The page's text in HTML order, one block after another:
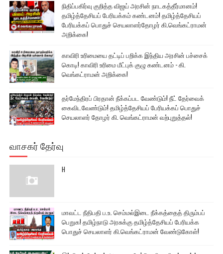
நிதிப்பகிர்வு குறித்த விஜய் அரசின் நாடகத்தீர்மானம்!
தமிழ்த்தேசியப் பேரியக்கம் கண்டனம்! தமிழ்த்தேசியப்
பேரியக்கப் பொதுச் செயலாளர்தோழர் கி.வெங்கட்ராமன்
அறிக்கை!
காவிரி உரிமையை தட்டிப் பறிக்க இந்திய அரசின் பச்சைக்
கொடி! காவிரி உரிமை மீட்புக் குழு கண்டனம் - கி.
வெங்கட்ராமன் அறிக்கை!
தர்மேந்திரப் பிரதான் நீக்கப்பட வேண்டும்! நீட் தேர்வைக்
கைவிடவேண்டும்! தமிழ்த்தேசியப் பேரியக்கப் பொதுச்
செயலாளர் தோழர் கி. வெங்கட்ராமன் வற்புறுத்தல்!
வாசகர் தேர்வு
H
மாவட்ட நீதிபதி ப.உ. செம்மல்இடை நீக்கத்தைத் திரும்பப்
பெறுக! தமிழ்நாடு அரசுக்கு தமிழ்த்தேசியப் பேரியக்க
பொதுச் செயலாளர் கி.வெங்கட்ராமன் வேண்டுகோள்!